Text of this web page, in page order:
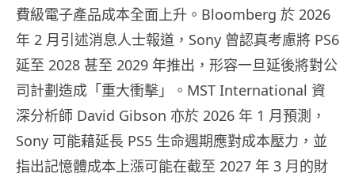
費級電子產品成本全面上升。Bloomberg 於 2026
年 2 月引述消息人士報道，Sony 曾認真考慮將 PS6
延至 2028 甚至 2029 年推出，形容一旦延後將對公
司計劃造成「重大衝擊」。MST International 資
深分析師 David Gibson 亦於 2026 年 1 月預測，
Sony 可能藉延長 PS5 生命週期應對成本壓力，並
指出記憶體成本上漲可能在截至 2027 年 3 月的財